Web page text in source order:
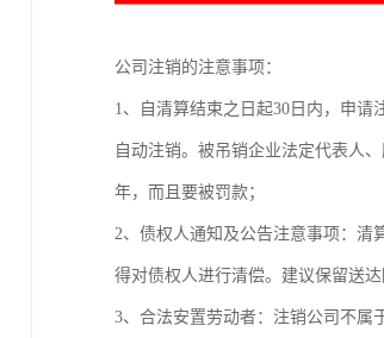
公司注销的注意事项：
1、自清算结束之日起30日内，申
自动注销。被吊销企业法定代表人
年，而且要被罚款；
2、债权人通知及公告注意事项：清
得对债权人进行清偿。建议保留送
3、合法安置劳动者：注销公司不属